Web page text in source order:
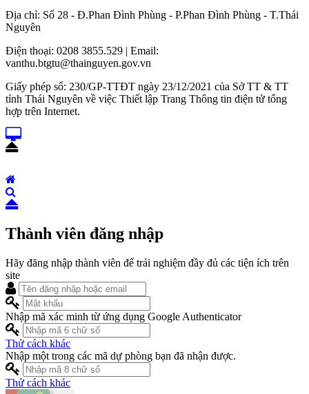
Địa chỉ: Số 28 - Đ.Phan Đình Phùng - P.Phan Đình Phùng - T.Thái
Nguyên
Điện thoại: 0208 3855.529 | Email:
vanthu.btgtu@thainguyen.gov.vn
Giấy phép số: 230/GP-TTĐT ngày 23/12/2021 của Sở TT & TT
tỉnh Thái Nguyên về việc Thiết lập Trang Thông tin điện tử tổng
hợp trên Internet.
Thành viên đăng nhập
Hãy đăng nhập thành viên để trải nghiệm đầy đủ các tiện ích trên
site
Nhập mã xác minh từ ứng dụng Google Authenticator
Thử cách khác
Nhập một trong các mã dự phòng bạn đã nhận được.
Thử cách khác